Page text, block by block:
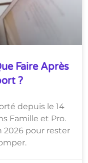
Faire Après
?
depuis le 14
Famille et Pro.
2026 pour rester